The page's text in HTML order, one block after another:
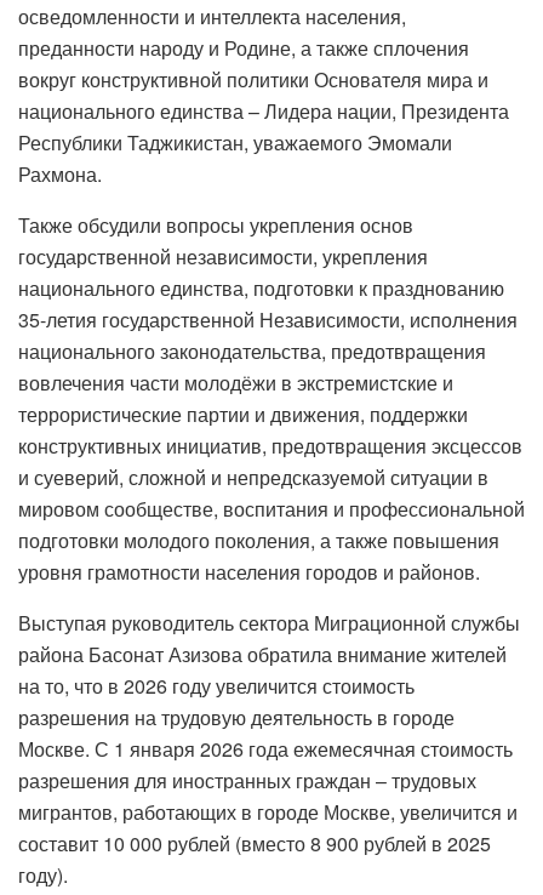
осведомленности и интеллекта населения,
преданности народу и Родине, а также сплочения
вокруг конструктивной политики Основателя мира и
национального единства – Лидера нации, Президента
Республики Таджикистан, уважаемого Эмомали
Рахмона.
Также обсудили вопросы укрепления основ
государственной независимости, укрепления
национального единства, подготовки к празднованию
35-летия государственной Независимости, исполнения
национального законодательства, предотвращения
вовлечения части молодёжи в экстремистские и
террористические партии и движения, поддержки
конструктивных инициатив, предотвращения эксцессов
и суеверий, сложной и непредсказуемой ситуации в
мировом сообществе, воспитания и профессиональной
подготовки молодого поколения, а также повышения
уровня грамотности населения городов и районов.
Выступая руководитель сектора Миграционной службы
района Басонат Азизова обратила внимание жителей
на то, что в 2026 году увеличится стоимость
разрешения на трудовую деятельность в городе
Москве. С 1 января 2026 года ежемесячная стоимость
разрешения для иностранных граждан – трудовых
мигрантов, работающих в городе Москве, увеличится и
составит 10 000 рублей (вместо 8 900 рублей в 2025
году).